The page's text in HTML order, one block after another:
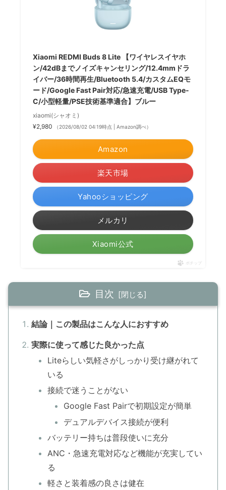
Xiaomi REDMI Buds 8 Lite 【ワイヤレスイヤホ
ン/42dBまでノイズキャンセリング/12.4mmドラ
イバー/36時間再生/Bluetooth 5.4/カスタムEQモ
ード/Google Fast Pair対応/急速充電/USB Type-
C/小型軽量/PSE技術基準適合】ブルー
xiaomi(シャオミ)
¥2,980
（2026/08/02 04:19時点 | Amazon調べ）
Amazon
楽天市場
Yahooショッピング
メルカリ
Xiaomi公式
ポチップ
目次
結論｜この製品はこんな人におすすめ
実際に使って感じた良かった点
Liteらしい気軽さがしっかり受け継がれて
いる
接続で迷うことがない
Google Fast Pairで初期設定が簡単
デュアルデバイス接続が便利
バッテリー持ちは普段使いに充分
ANC・急速充電対応など機能が充実してい
る
軽さと装着感の良さは健在